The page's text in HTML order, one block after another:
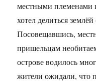
местными племенами
хотел делиться
Посовещавшись,
пришельцам
острове водилось
жители ожидали, что